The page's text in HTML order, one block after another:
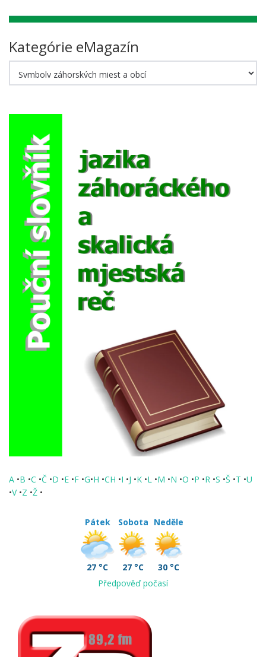
Kategórie eMagazín
eMagazín
A •B •C •Č •D •E •F •G•H •CH •I •J •K •L •M •N •O •P •R •S •Š •T •U
•V •Z •Ž •
Pátek
27 °C
Sobota
27 °C
Neděle
30 °C
Předpověď počasí